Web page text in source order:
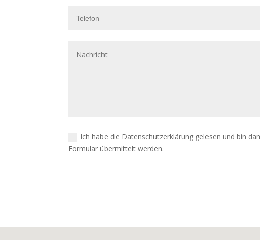
Ich habe die Datenschutzerklärung gelesen und bin
Formular übermittelt werden.